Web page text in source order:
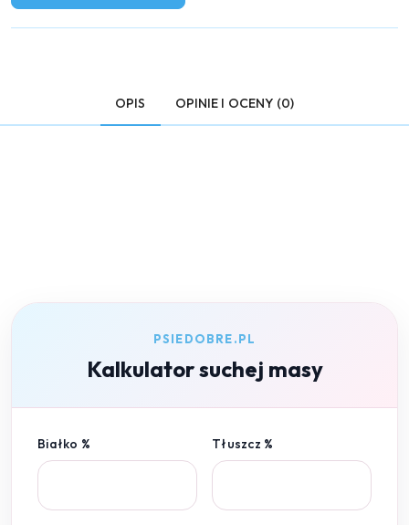
OPIS OPINIE I OCENY (0)
PSIEDOBRE.PL
Kalkulator suchej masy
Białko % Tłuszcz %